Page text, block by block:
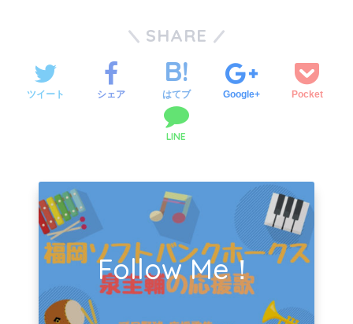
SHARE
ツイート シェア はてブ Google+ Pocket
LINE
Follow Me！